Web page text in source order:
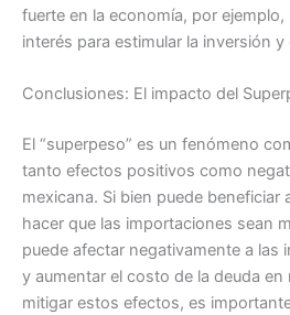
fuerte en la economía, por
interés para estimular la inversión
Conclusiones: El impacto del
El “superpeso” es un fenómeno
tanto efectos positivos como
mexicana. Si bien puede beneficiar
hacer que las importaciones sean
puede afectar negativamente a las
y aumentar el costo de la deuda en
mitigar estos efectos, es